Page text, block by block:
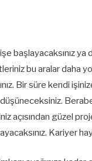
başlayacaksınız ya
bu aralar daha
Bir süre kendi
düşüneceksiniz.
açısından güzel
Kariyer